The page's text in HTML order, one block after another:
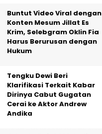
Buntut Video Viral dengan
Konten Mesum Jillat Es
Krim, Selebgram Oklin Fia
Harus Berurusan dengan
Hukum
Tengku Dewi Beri
Klarifikasi Terkait Kabar
Dirinya Cabut Gugatan
Cerai ke Aktor Andrew
Andika